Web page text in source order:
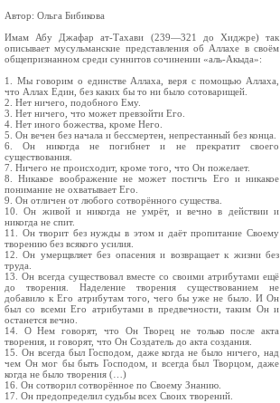
Автор: Ольга Бибикова
Имам Абу Джафар ат-Тахави (239—321 до Хиджре) так
описывает мусульманские представления об Аллахе в своём
общепризнанном среди суннитов сочинении «аль-Акыда»:
1. Мы говорим о единстве Аллаха, веря с помощью Аллаха,
что Аллах Един, без каких бы то ни было сотоварищей.
2. Нет ничего, подобного Ему.
3. Нет ничего, что может превзойти Его.
4. Нет иного божества, кроме Него.
5. Он вечен без начала и бессмертен, непрестанный без конца.
6. Он никогда не погибнет и не прекратит своего
существования.
7. Ничего не происходит, кроме того, что Он пожелает.
8. Никакое воображение не может постичь Его и никакое
понимание не охватывает Его.
9. Он отличен от любого сотворённого существа.
10. Он живой и никогда не умрёт, и вечно в действии и
никогда не спит.
11. Он творит без нужды в этом и даёт пропитание Своему
творению без всякого усилия.
12. Он умерщвляет без опасения и возвращает к жизни без
труда.
13. Он всегда существовал вместе со своими атрибутами ещё
до творения. Наделение творения существованием не
добавило к Его атрибутам того, чего бы уже не было. И Он
был со всеми Его атрибутами в предвечности, таким Он и
останется вечно.
14. О Нем говорят, что Он Творец не только после акта
творения, и говорят, что Он Создатель до акта создания.
15. Он всегда был Господом, даже когда не было ничего, над
чем Он мог бы быть Господом, и всегда был Творцом, даже
когда не было творения (…)
16. Он сотворил сотворённое по Своему Знанию.
17. Он предопределил судьбы всех Своих творений.